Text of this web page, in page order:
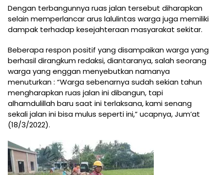
Dengan terbangunnya ruas jalan tersebut diharapkan
selain memperlancar arus lalulintas warga juga memiliki
dampak terhadap kesejahteraan masyarakat sekitar.
Beberapa respon positif yang disampaikan warga yang
berhasil dirangkum redaksi, diantaranya, salah seorang
warga yang enggan menyebutkan namanya
menuturkan : “Warga sebenarnya sudah sekian tahun
mengharapkan ruas jalan ini dibangun, tapi
alhamdulillah baru saat ini terlaksana, kami senang
sekali jalan ini bisa mulus seperti ini,” ucapnya, Jum’at
(18/3/2022).